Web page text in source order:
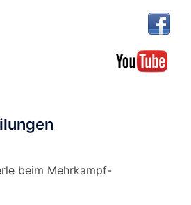
beim Mehrkampf-